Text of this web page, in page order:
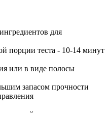
для
порции теста - 10-14 минут
или в виде полосы
запасом прочности